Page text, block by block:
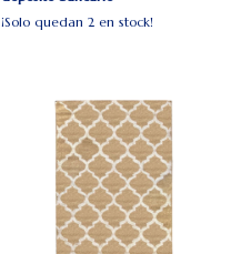
¡Solo quedan 2 en stock!